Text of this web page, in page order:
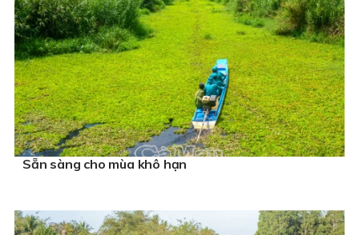
Sẵn sàng cho mùa khô hạn